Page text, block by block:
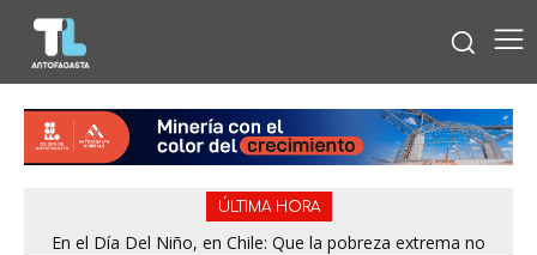
ÚLTIMA HORA
En el Día Del Niño, en Chile: Que la pobreza extrema no